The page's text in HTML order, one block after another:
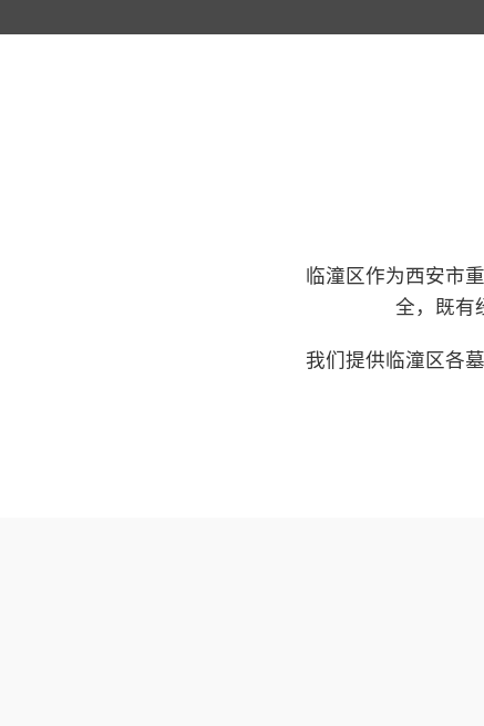
临潼区作为西安市
全，既有
我们提供临潼区各